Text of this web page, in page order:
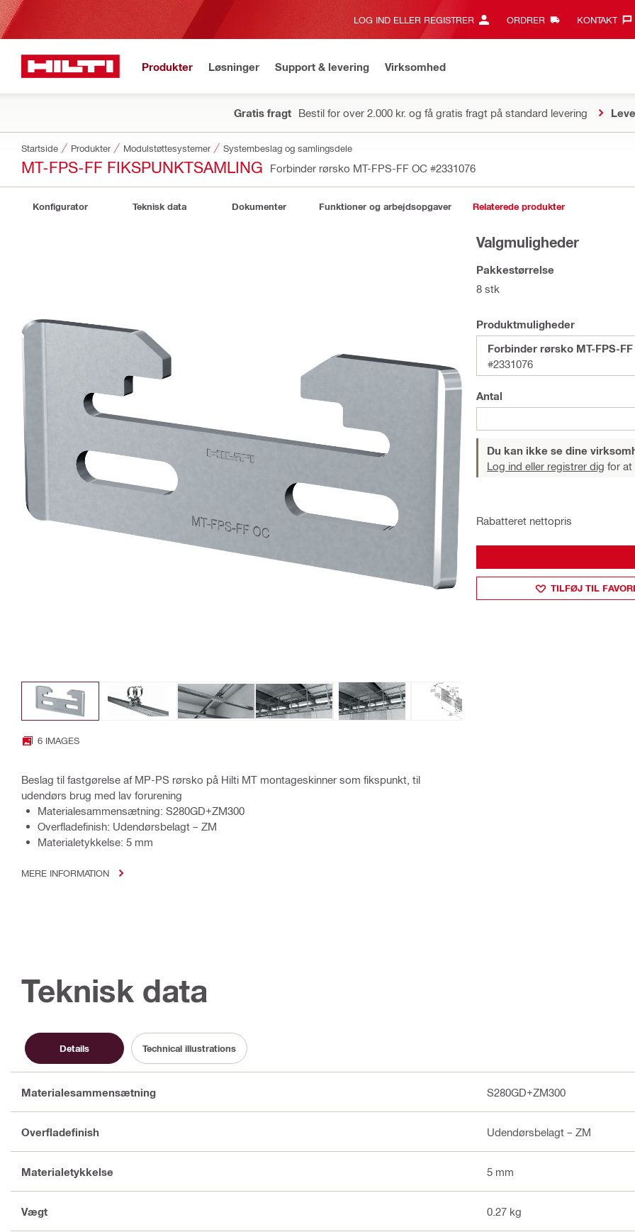
LOG IND ELLER REGISTRER ORDRER KONTAKT‎
Produkter Løsninger Support & levering Virksomhed
Gratis fragt Bestil for over 2.000 kr. og få gratis fragt på standard levering
Startside Produkter Modulstøttesystemer Systembeslag og samlingsdele
MT-FPS-FF FIKSPUNKTSAMLING Forbinder rørsko MT-FPS-FF OC #2331076
Konfigurator Teknisk data Dokumenter Funktioner og arbejdsopgaver Relaterede produkter
6 IMAGES
Beslag til fastgørelse af MP-PS rørsko på Hilti MT montageskinner som fikspunkt, til
udendørs brug med lav forurening
Materialesammensætning: S280GD+ZM300
Overfladefinish: Udendørsbelagt – ZM
Materialetykkelse: 5 mm
MERE INFORMATION
Valgmuligheder
Pakkestørrelse
8 stk
Produktmuligheder
Forbinder rørsko MT-FPS-FF
#2331076
Antal
Du kan ikke se dine
Log ind eller registrer dig for at
Rabatteret nettopris
TILFØJ TIL
Teknisk data
Details Technical illustrations
Materialesammensætning S280GD+ZM300
Overfladefinish Udendørsbelagt – ZM
Materialetykkelse 5 mm
Vægt 0.27 kg